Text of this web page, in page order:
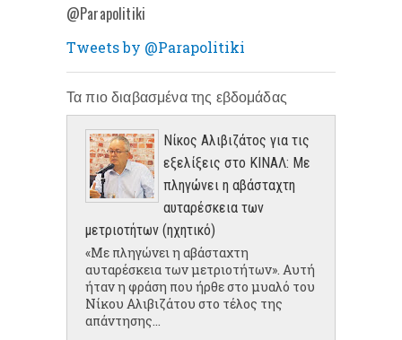
@Parapolitiki
Tweets by @Parapolitiki
Τα πιο διαβασμένα της εβδομάδας
Νίκος Αλιβιζάτος για τις
εξελίξεις στο ΚΙΝΑΛ: Με
πληγώνει η αβάσταχτη
αυταρέσκεια των
μετριοτήτων (ηχητικό)
«Με πληγώνει η αβάσταχτη
αυταρέσκεια των μετριοτήτων». Αυτή
ήταν η φράση που ήρθε στο μυαλό του
Νίκου Αλιβιζάτου στο τέλος της
απάντησης...